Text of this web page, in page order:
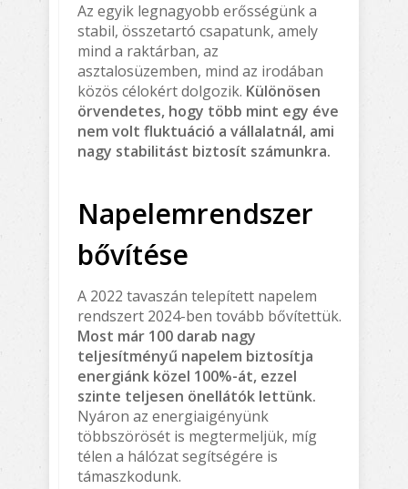
Az egyik legnagyobb erősségünk a
stabil, összetartó csapatunk, amely
mind a raktárban, az
asztalosüzemben, mind az irodában
közös célokért dolgozik. Különösen
örvendetes, hogy több mint egy éve
nem volt fluktuáció a vállalatnál, ami
nagy stabilitást biztosít számunkra.
Napelemrendszer
bővítése
A 2022 tavaszán telepített napelem
rendszert 2024-ben tovább bővítettük.
Most már 100 darab nagy
teljesítményű napelem biztosítja
energiánk közel 100%-át, ezzel
szinte teljesen önellátók lettünk.
Nyáron az energiaigényünk
többszörösét is megtermeljük, míg
télen a hálózat segítségére is
támaszkodunk.